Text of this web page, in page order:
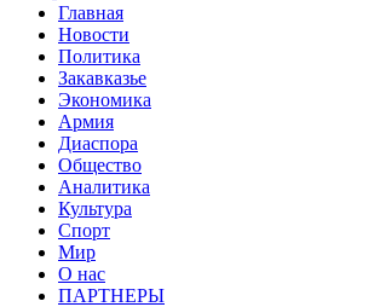
Главная
Новости
Политика
Закавказье
Экономика
Армия
Диаспора
Общество
Аналитика
Культура
Спорт
Мир
О нас
ПАРТНЕРЫ